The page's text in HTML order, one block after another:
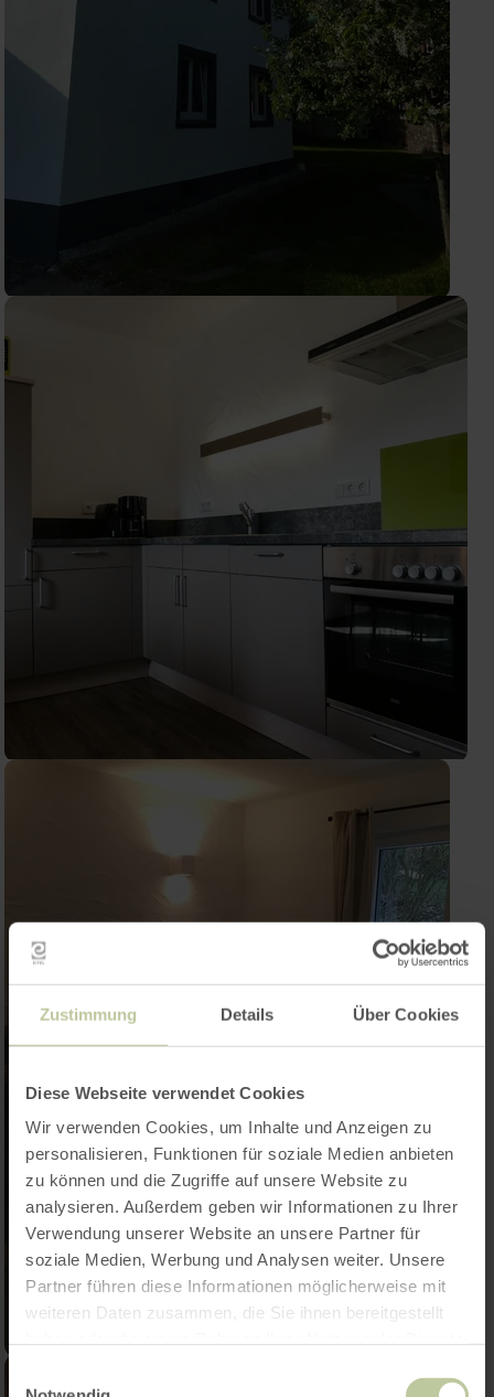
Zustimmung Details Über Cookies
Diese Webseite verwendet Cookies
Wir verwenden Cookies, um Inhalte und Anzeigen zu
personalisieren, Funktionen für soziale Medien anbieten
zu können und die Zugriffe auf unsere Website zu
analysieren. Außerdem geben wir Informationen zu Ihrer
Verwendung unserer Website an unsere Partner für
soziale Medien, Werbung und Analysen weiter. Unsere
Partner führen diese Informationen möglicherweise mit
weiteren Daten zusammen, die Sie ihnen bereitgestellt